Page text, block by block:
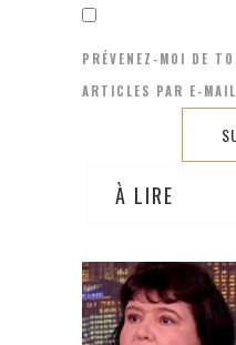
PRÉVENEZ-MOI DE
ARTICLES PAR E-
À LIRE